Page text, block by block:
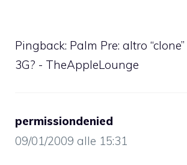
Pingback: Palm Pre: altro
3G? - TheAppleLounge
permissiondenied
09/01/2009 alle 15:31